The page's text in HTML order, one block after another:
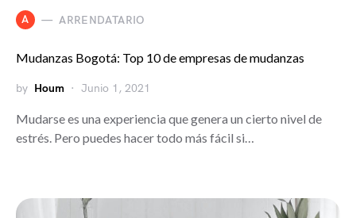
A ARRENDATARIO
Mudanzas Bogotá: Top 10 de empresas de mudanzas
by Houm Junio 1, 2021
Mudarse es una experiencia que genera un cierto nivel de
estrés. Pero puedes hacer todo más fácil si…